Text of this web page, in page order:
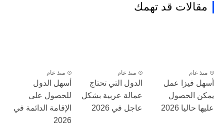
مقالات قد تهمك
منذ عام
أسهل فيزا عمل
يمكن الحصول
عليها حاليا 2026
منذ عام
الدول التي تحتاج
عمالة عربية بشكل
عاجل في 2026
منذ عام
أسهل الدول
للحصول على
الإقامة الدائمة في
2026